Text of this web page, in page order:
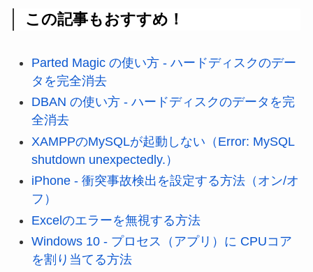
この記事もおすすめ！
Parted Magic の使い方 - ハードディスクのデー
タを完全消去
DBAN の使い方 - ハードディスクのデータを完
全消去
XAMPPのMySQLが起動しない（Error: MySQL
shutdown unexpectedly.）
iPhone - 衝突事故検出を設定する方法（オン/オ
フ）
Excelのエラーを無視する方法
Windows 10 - プロセス（アプリ）に CPUコア
を割り当てる方法